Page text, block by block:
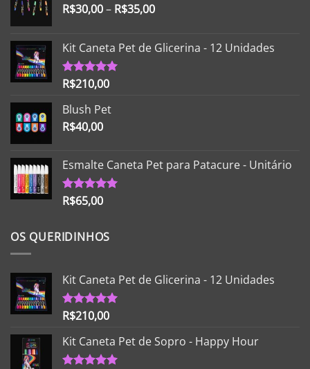
R$30,00– R$35,00
Kit Caneta Pet de Glicerina - 12 Unidades
Avaliação
R$210,00
Blush Pet
R$40,00
Esmalte Caneta Pet para Patacure - Unitário
Avaliação
R$65,00
OS QUERIDINHOS
Kit Caneta Pet de Glicerina - 12 Unidades
Avaliação
R$210,00
Kit Caneta Pet de Sopro - Happy Hour